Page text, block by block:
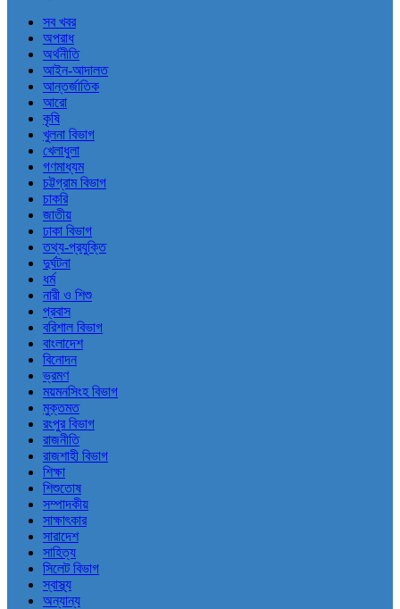
সব খবর
অপরাধ
অর্থনীতি
আইন-আদালত
আন্তর্জাতিক
আরো
কৃষি
খুলনা বিভাগ
খেলাধুলা
গণমাধ্যম
চট্টগ্রাম বিভাগ
চাকরি
জাতীয়
ঢাকা বিভাগ
তথ্য-প্রযুক্তি
দুর্ঘটনা
ধর্ম
নারী ও শিশু
প্রবাস
বরিশাল বিভাগ
বাংলাদেশ
বিনোদন
ভ্রমণ
ময়মনসিংহ বিভাগ
মুক্তমত
রংপুর বিভাগ
রাজনীতি
রাজশাহী বিভাগ
শিক্ষা
শিশুতোষ
সম্পাদকীয়
সাক্ষাৎকার
সারাদেশ
সাহিত্য
সিলেট বিভাগ
স্বাস্থ্য
অন্যান্য